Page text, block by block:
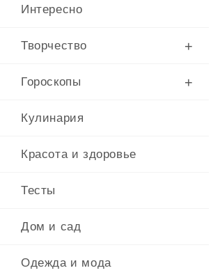
Интересно
Творчество
Гороскопы
Кулинария
Красота и здоровье
Тесты
Дом и сад
Одежда и мода